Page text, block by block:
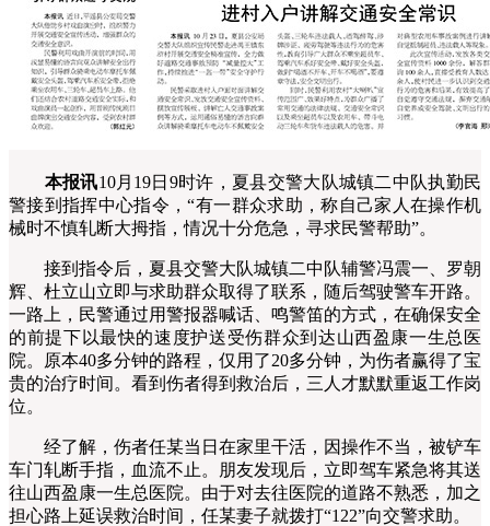
本报讯10月19日9时许，夏县交警大队城镇二中队执勤民
警接到指挥中心指令，“有一群众求助，称自己家人在操作机
械时不慎轧断大拇指，情况十分危急，寻求民警帮助”。
接到指令后，夏县交警大队城镇二中队辅警冯震一、罗朝
辉、杜立山立即与求助群众取得了联系，随后驾驶警车开路。
一路上，民警通过用警报器喊话、鸣警笛的方式，在确保安全
的前提下以最快的速度护送受伤群众到达山西盈康一生总医
院。原本40多分钟的路程，仅用了20多分钟，为伤者赢得了宝
贵的治疗时间。看到伤者得到救治后，三人才默默重返工作岗
位。
经了解，伤者任某当日在家里干活，因操作不当，被铲车
车门轧断手指，血流不止。朋友发现后，立即驾车紧急将其送
往山西盈康一生总医院。由于对去往医院的道路不熟悉，加之
担心路上延误救治时间，任某妻子就拨打“122”向交警求助。